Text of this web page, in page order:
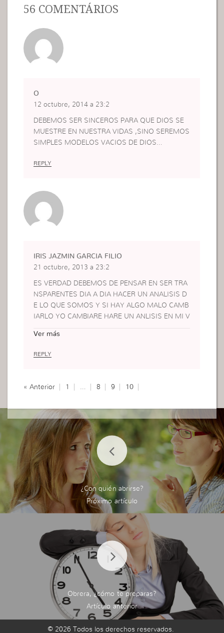
56 COMENTÁRIOS
O
12 octubre, 2014 a 23:2
DEBEMOS SER SINCEROS PARA QUE DIOS SE
MUESTRE EN NUESTRA VIDAS ,SINO SEREMOS
SIMPLES MODELOS VACIOS DE DIOS…
REPLY
IRIS JAZMIN GARCIA FILIO
21 octubre, 2013 a 23:2
ES VERDAD DEBEMOS DE PENSAR EN SER TRA
NSPARENTES DIA A DIA HACER UN ANALISIS D
E LO QUE SOMOS Y SI HAY ALGO MALO CAMB
IARLO YO CAMBIARE HARE UN ANLISIS EN MI V
Ver más
REPLY
« Anterior 1 8 9 10
¿Con quién abrirse?
Obrera, ¿cómo te preparas?
© 2026 Todos los derechos reservados.